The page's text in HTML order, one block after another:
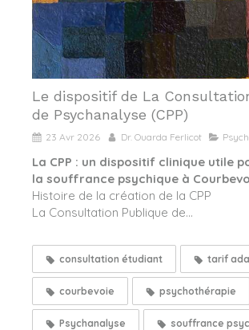
Le dispositif de La
de Psychanalyse (CPP)
23 Avr 2026 Dr. Ouarda Ferlicot
La CPP : un dispositif clinique utile
la souffrance psychique à
Histoire de la création de la CPP
La Consultation Publique de...
consultation étudiant tarif
courbevoie psychothérapie
Psychanalyse souffrance